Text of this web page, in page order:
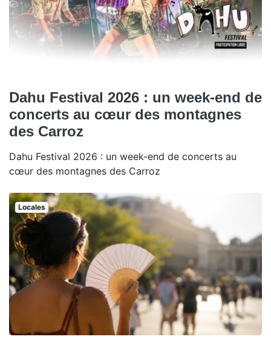
Dahu Festival 2026 : un week-end de
concerts au cœur des montagnes
des Carroz
Dahu Festival 2026 : un week-end de concerts au
cœur des montagnes des Carroz
Locales